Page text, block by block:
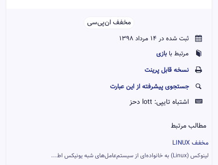
مخفف ان‌پی‌سی‌‌
ثبت شده در 14 مرداد 1398
مرتبط بابازی
نسخه قابل پرينت
جستجوی پیشرفته از این عبارت
اشتباه تایپی: lott دحز
مطالب مرتبط
مخفف LINUX
لینوکس (Linux) به خانواده‌ای از سیستم‌عامل‌های شبه یونیکس اط...